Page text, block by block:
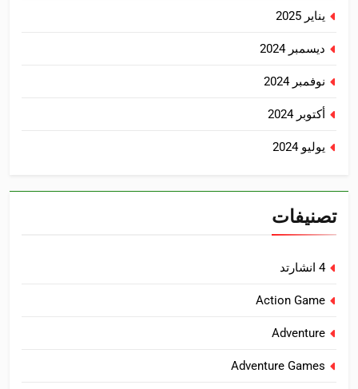
يناير 2025
ديسمبر 2024
نوفمبر 2024
أكتوبر 2024
يوليو 2024
تصنيفات
4 انشارتد
Action Game
Adventure
Adventure Games